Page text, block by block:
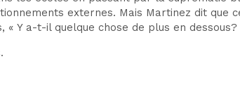
externes. Mais Martinez dit que
Y a-t-il quelque chose de plus en dessous?